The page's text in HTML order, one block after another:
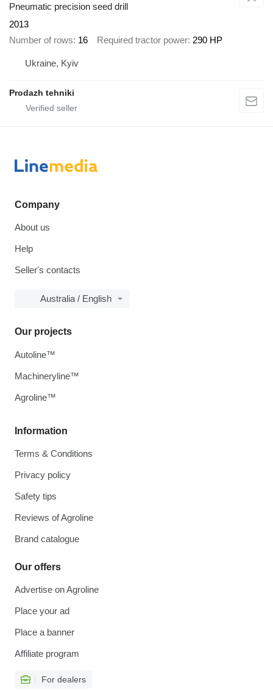
Pneumatic precision seed drill
2013
Number of rows 16 Required tractor power 290 HP
Ukraine, Kyiv
Prodazh tehniki
Company
About us
Help
Seller's contacts
Australia / English
Information
Terms & Conditions
Privacy policy
Safety tips
Reviews of Agroline
Brand catalogue
Our offers
Advertise on Agroline
Place your ad
Place a banner
Affiliate program
For dealers
Our projects
Autoline™
Machineryline™
Agroline™